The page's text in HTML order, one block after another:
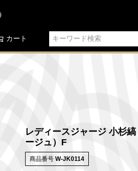
カート
レディースジャージ 小杉
ージュ）F
商品番号 W-JK0114